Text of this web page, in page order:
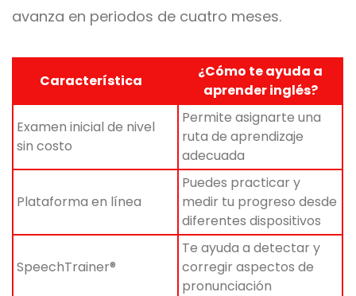
avanza en periodos de cuatro meses.
Característica
¿Cómo te ayuda a
aprender inglés?
Examen inicial de nivel
sin costo
Permite asignarte una
ruta de aprendizaje
adecuada
Plataforma en línea
Puedes practicar y
medir tu progreso desde
diferentes dispositivos
SpeechTrainer®
Te ayuda a detectar y
corregir aspectos de
pronunciación